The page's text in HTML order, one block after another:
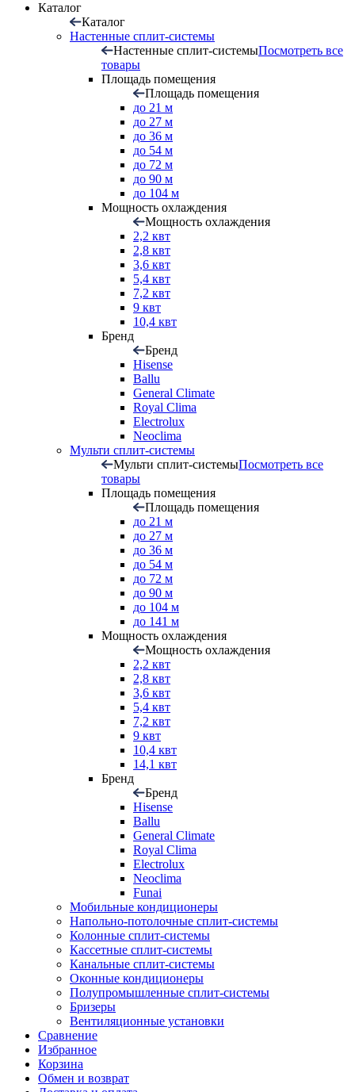
Каталог
Каталог
Настенные сплит-системы
Настенные сплит-системыПосмотреть все
товары
Площадь помещения
Площадь помещения
до 21 м
до 27 м
до 36 м
до 54 м
до 72 м
до 90 м
до 104 м
Мощность охлаждения
Мощность охлаждения
2,2 квт
2,8 квт
3,6 квт
5,4 квт
7,2 квт
9 квт
10,4 квт
Бренд
Бренд
Hisense
Ballu
General Climate
Royal Clima
Electrolux
Neoclima
Мульти сплит-системы
Мульти сплит-системыПосмотреть все
товары
Площадь помещения
Площадь помещения
до 21 м
до 27 м
до 36 м
до 54 м
до 72 м
до 90 м
до 104 м
до 141 м
Мощность охлаждения
Мощность охлаждения
2,2 квт
2,8 квт
3,6 квт
5,4 квт
7,2 квт
9 квт
10,4 квт
14,1 квт
Бренд
Бренд
Hisense
Ballu
General Climate
Royal Clima
Electrolux
Neoclima
Funai
Мобильные кондиционеры
Напольно-потолоч​ные ​сплит-системы
Колонные ​​сплит-системы
Кассетные сплит-системы
Канальные сплит-системы
Оконные кондиционеры
Полупромышленные сплит-системы
Бризеры
Вентиляционные установки
Сравнение
Избранное
Корзина
Обмен и возврат